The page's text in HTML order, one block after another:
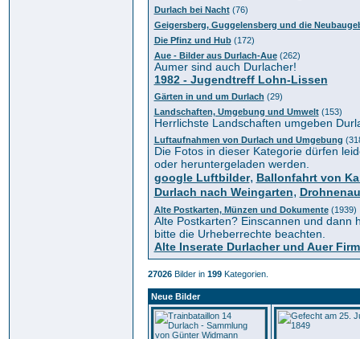
Durlach bei Nacht(76)
Geigersberg, Guggelensberg und die
Die Pfinz und Hub(172)
Aue - Bilder aus Durlach-Aue(262)
Aumer sind auch Durlacher!
1982 - Jugendtreff Lohn-Lissen
Gärten in und um Durlach (29)
Landschaften, Umgebung und Umwelt(153)
Herrlichste Landschaften umgeben
Luftaufnahmen von Durlach und Umgebung
Die Fotos in dieser Kategorie dürfen
oder heruntergeladen werden.
google Luftbilder, Ballonfahrt von
Durlach nach Weingarten,
Alte Postkarten, Münzen und Dokumente(1939)
Alte Postkarten? Einscannen und dann
bitte die Urheberrechte beachten.
Alte Inserate Durlacher und Auer
27026Bilder in 199Kategorien.
Neue Bilder